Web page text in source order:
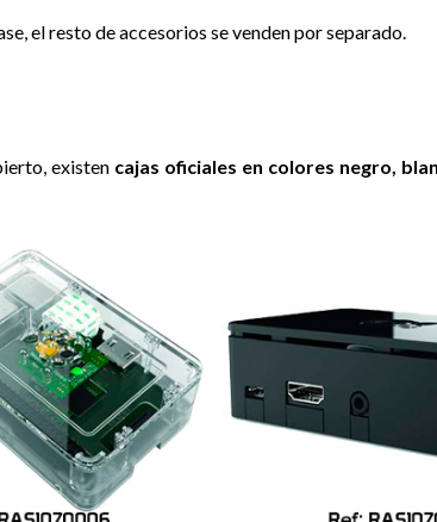
el resto de accesorios se venden por separado.
existencajas oficiales en colores negro,